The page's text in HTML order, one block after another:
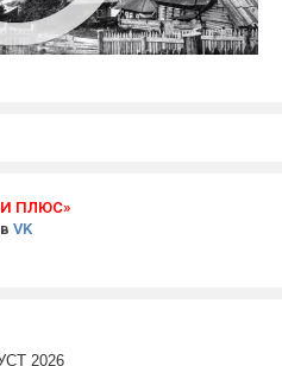
ПЛЮС»
в VK
2026